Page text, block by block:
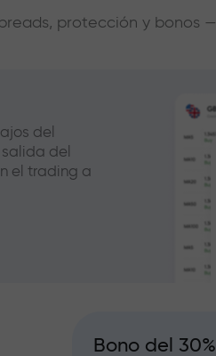
protección y bonos
del
del
el trading a
Bono del 30%